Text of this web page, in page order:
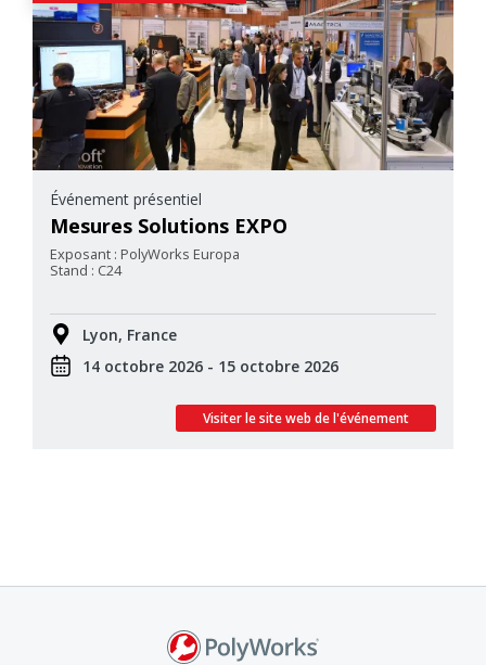
Événement présentiel
Mesures Solutions EXPO
Exposant : PolyWorks Europa
Stand : C24
Lyon, France
14 octobre 2026 - 15 octobre 2026
Visiter le site web de l'événement